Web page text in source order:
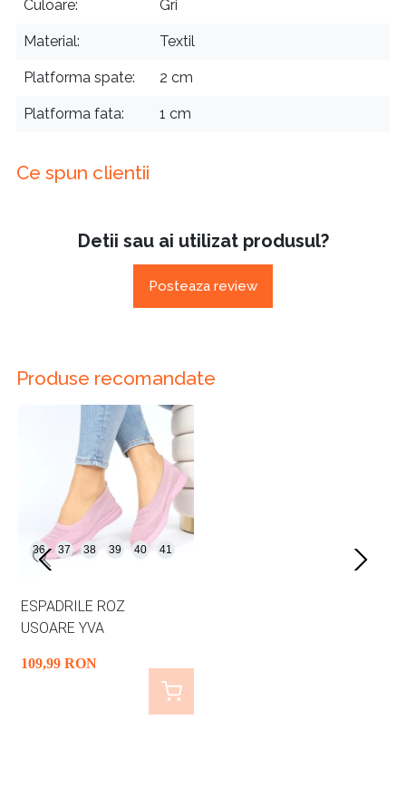
Culoare Gri
Material Textil
Platforma spate 2 cm
Platforma fata 1 cm
Ce spun clientii
Detii sau ai utilizat produsul?
Posteaza review
Produse recomandate
36 37 38 39 40 41
ESPADRILE ROZ
USOARE YVA
109,99 RON